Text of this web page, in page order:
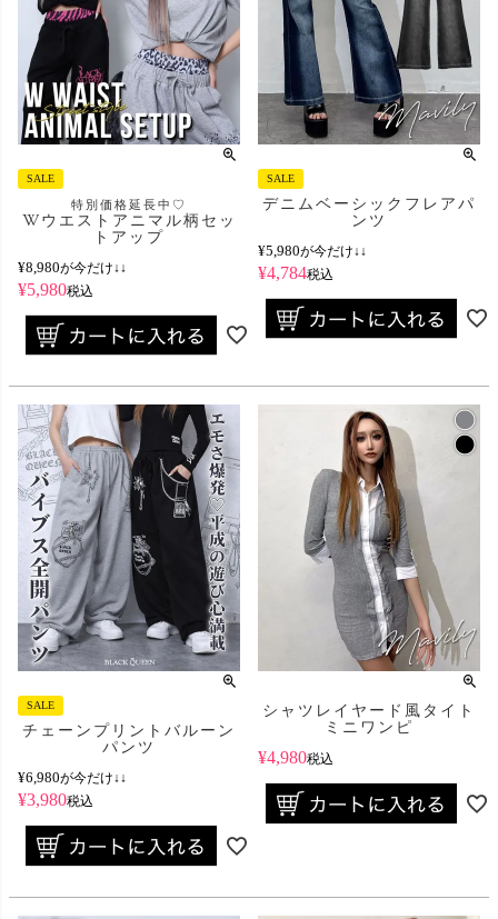
SALE
特別価格延長中♡
Wウエストアニマル柄セッ
トアップ
¥8,980が今だけ↓↓
¥5,980税込
SALE
デニムベーシックフレアパ
ンツ
¥5,980が今だけ↓↓
¥4,784税込
SALE
チェーンプリントバルーン
パンツ
¥6,980が今だけ↓↓
¥3,980税込
シャツレイヤード風タイト
ミニワンピ
¥4,980税込